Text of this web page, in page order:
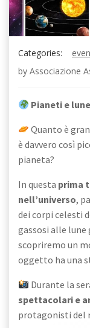
Categories:
by Associazione
Pianeti e
Quanto è
è davvero così
pianeta?
In questa prima
nell’universo,
dei corpi celesti
gassosi alle lune
scopriremo un
oggetto ha una
Durante la
spettacolari e
protagonisti del